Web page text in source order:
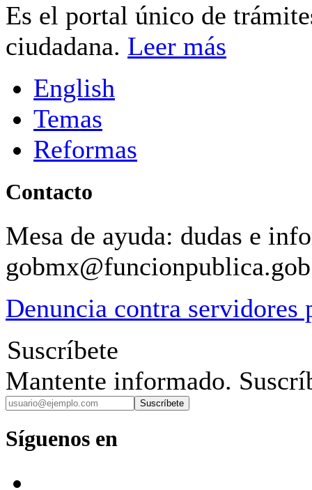
Es el portal único de
ciudadana. Leer más
English
Temas
Reformas
Contacto
Mesa de ayuda: dudas e
Denuncia contra servidores
Suscríbete
Mantente informado.
Suscríbete
Síguenos en